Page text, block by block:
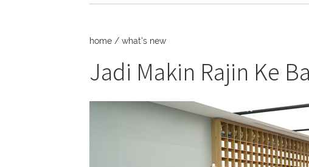
home / what's new
Jadi Makin Rajin Ke